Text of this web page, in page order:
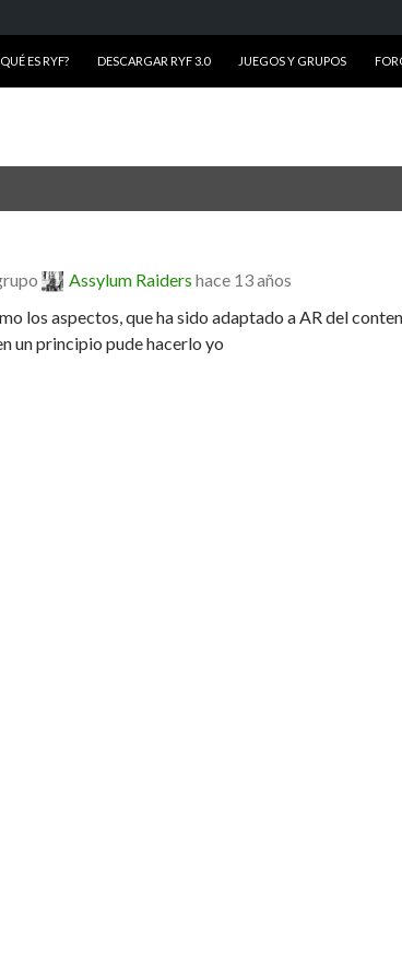
ES RYF? DESCARGAR RYF 3.0 JUEGOS Y GRUPOS
Assylum Raiders hace 13 años
los aspectos, que ha sido adaptado a AR del
un principio pude hacerlo yo